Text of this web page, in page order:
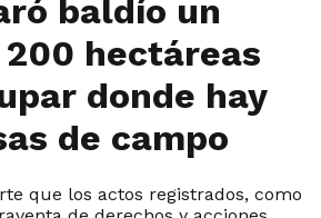
baldío un
hectáreas
donde hay
de campo
que los actos registrados, como